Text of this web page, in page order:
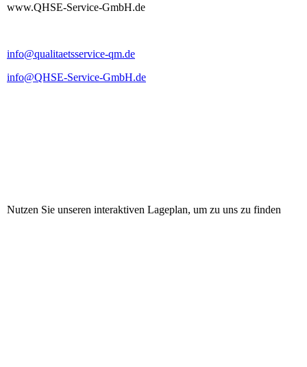
www.QHSE-Service-GmbH.de
info@qualitaetsservice-qm.de
info@QHSE-Service-GmbH.de
Nutzen Sie unseren interaktiven Lageplan, um zu uns zu finden